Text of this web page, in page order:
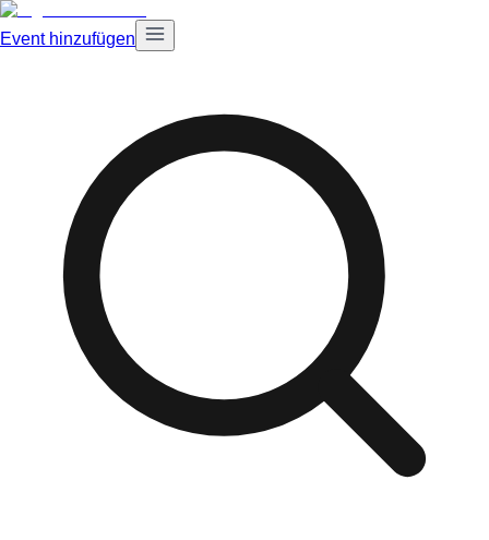
Event hinzufügen